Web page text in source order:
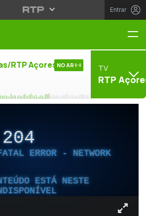
Entrar
RTP Açores NO AR TV
RTP
204
ERROR - NETWORK
ESTÁ NESTE